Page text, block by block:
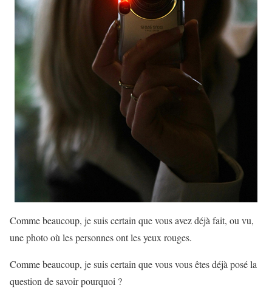
Comme beaucoup, je suis certain que vous avez déjà fait, ou vu,
une photo où les personnes ont les yeux rouges.
Comme beaucoup, je suis certain que vous vous êtes déjà posé la
question de savoir pourquoi ?